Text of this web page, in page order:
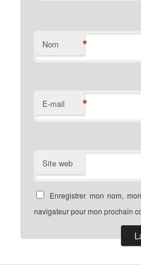
Nom *
E-mail *
Site web
Enregistrer mon nom,
navigateur pour mon prochain